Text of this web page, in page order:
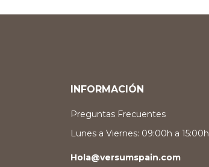
INFORMACIÓN
Preguntas Frecuentes
Lunes a Viernes: 09:00h a 15:00h
Hola@versumspain.com